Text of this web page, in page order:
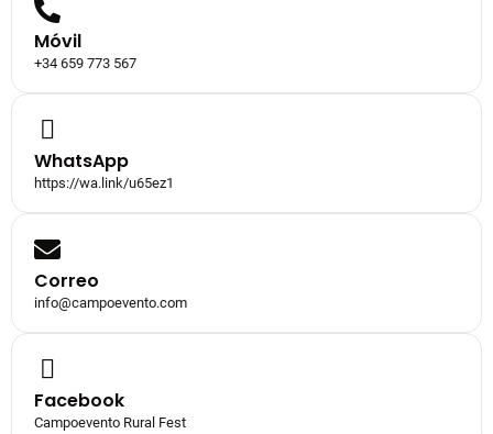
Móvil
+34 659 773 567
WhatsApp
https://wa.link/u65ez1
Correo
info@campoevento.com
Facebook
Campoevento Rural Fest